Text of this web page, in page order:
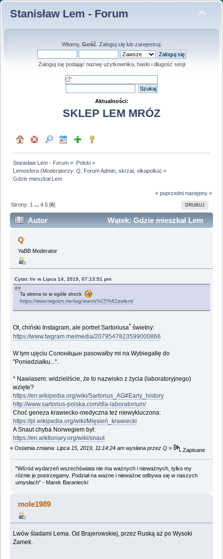
Stanisław Lem - Forum
Witamy, Gość. Zaloguj sięlub zarejestruj.
Zaloguj się podając nazwę użytkownika, hasło i długość sesji
Aktualności:
SKLEP LEM MRÓZ
Stanisław Lem - Forum » Polski»
Lemosfera (Moderatorzy:Q Forum Admin ,skrzat ,olkapolka) »
Gdzie mieszkał Lem
« poprzedni następny »
DRUKUJ
Strony: 1 ...4 5 [6]
Autor
Wątek: Gdzie mieszkał Lem
(Przeczytany 195353 razy)
Q
YaBB Moderator
Cytat: liv w Lipca 14, 2019, 07:13:51 pm
Ta strona to w ogóle shock
https://www.twgram.me/tag/stanis%C5%82awlem/
Ot, chiński Instagram, ale portret Sartoriusa* świetny:
https://www.twgram.me/media/2079547823599000866
W tym ujęciu Солони́цын pasowałby mi na Wybiegałłę do
"Poniedziałku...".
* Nawiasem: widzieliście, że to nazwisko z życia (laboratoryjnego)
wzięte?
https://en.wikipedia.org/wiki/Sartorius_AG#Early_history
http://www.sartorius-polska.com/dla-laboratorium/
Choć geneza krawiecko-medyczna też niewykluczona:
https://pl.wikipedia.org/wiki/Mięsień_krawiecki
A Snaut chyba Norwegiem był:
https://en.wiktionary.org/wiki/snaut
« Ostatnia zmiana: Lipca 15, 2019, 11:14:24 am wysłana przez Q » Zapisane
"Wśród wydarzeń wszechświata nie ma ważnych i nieważnych, tylko my
różnie je postrzegamy. Podział na ważne i nieważne odbywa się w naszych
umysłach" - Marek Baraniecki
mole1989
Lwów śladami Lema. Od Brajerowskiej, przez Ruską aż po Wysoki
Zamek.